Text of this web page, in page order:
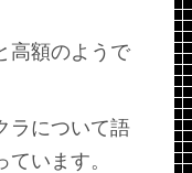
高額のようで
ラについて語
います。